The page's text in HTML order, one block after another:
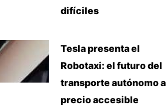
difíciles
Tesla presenta el
Robotaxi: el futuro del
transporte autónomo a
precio accesible